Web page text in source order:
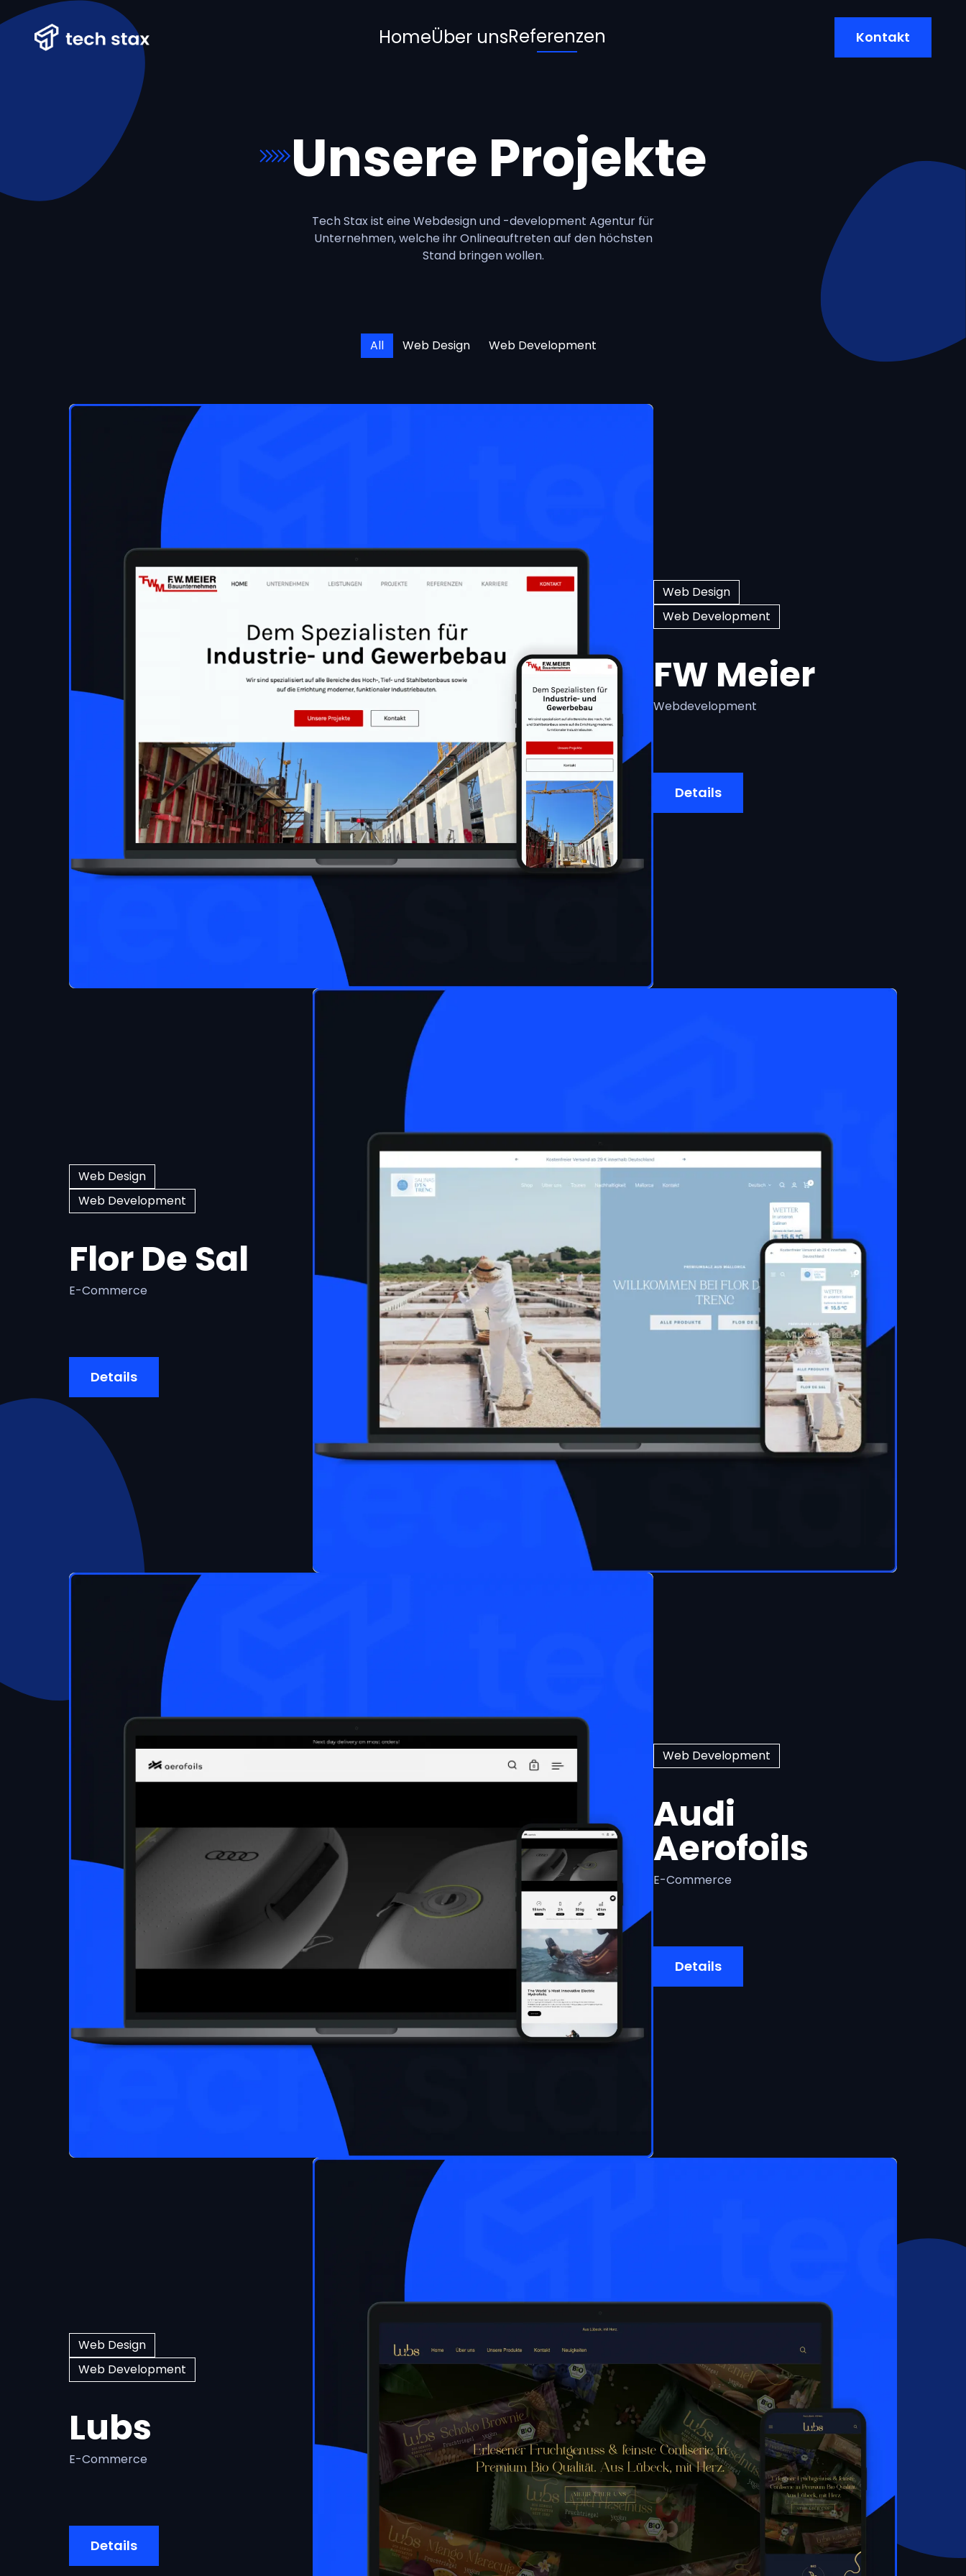
HomeÜber unsReferenzen Kontakt
Unsere Projekte
Tech Stax ist eine Webdesign und -development Agentur für
Unternehmen, welche ihr Onlineauftreten auf den höchsten
Stand bringen wollen.
All Web Design Web Development
Web Design
Web Development
FW Meier
Webdevelopment
Details
Web Design
Web Development
Flor De Sal
E-Commerce
Details
Web Development
Audi
Aerofoils
E-Commerce
Details
Web Design
Web Development
Lubs
E-Commerce
Details